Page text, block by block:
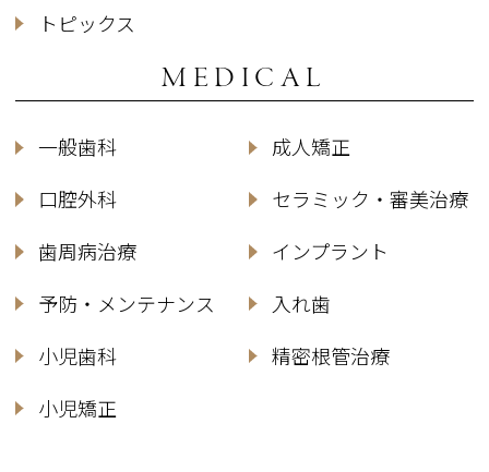
トピックス
MEDICAL
一般歯科
口腔外科
歯周病治療
予防・メンテナンス
小児歯科
小児矯正
成人矯正
セラミック・審美治療
インプラント
入れ歯
精密根管治療